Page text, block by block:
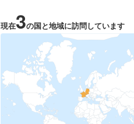
現在3の国と地域に訪問しています